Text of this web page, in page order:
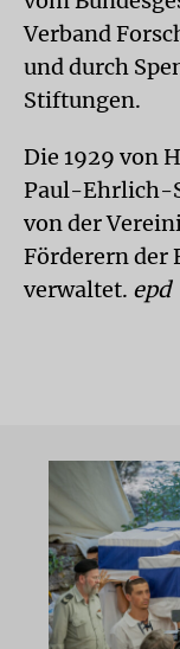
Verband
und durch
Stiftungen.
Die 1929 von
Paul-Ehrlich-
von der
Förderern der
verwaltet. epd